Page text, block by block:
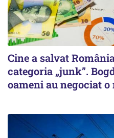
Cine a salvat
categoria „junk”.
oameni au negociat o